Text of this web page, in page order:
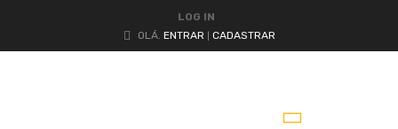
LOG IN
OLÁ. ENTRAR CADASTRAR